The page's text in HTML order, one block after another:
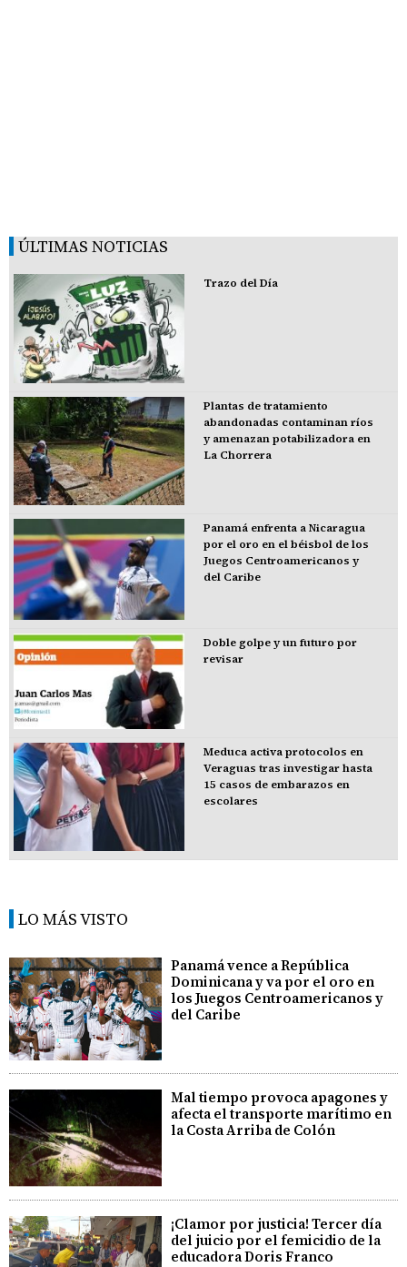
ÚLTIMAS NOTICIAS
Trazo del Día
Plantas de tratamiento
abandonadas contaminan ríos
y amenazan potabilizadora en
La Chorrera
Panamá enfrenta a Nicaragua
por el oro en el béisbol de los
Juegos Centroamericanos y
del Caribe
Doble golpe y un futuro por
revisar
Meduca activa protocolos en
Veraguas tras investigar hasta
15 casos de embarazos en
escolares
LO MÁS VISTO
Panamá vence a República
Dominicana y va por el oro en
los Juegos Centroamericanos y
del Caribe
Mal tiempo provoca apagones y
afecta el transporte marítimo en
la Costa Arriba de Colón
¡Clamor por justicia! Tercer día
del juicio por el femicidio de la
educadora Doris Franco